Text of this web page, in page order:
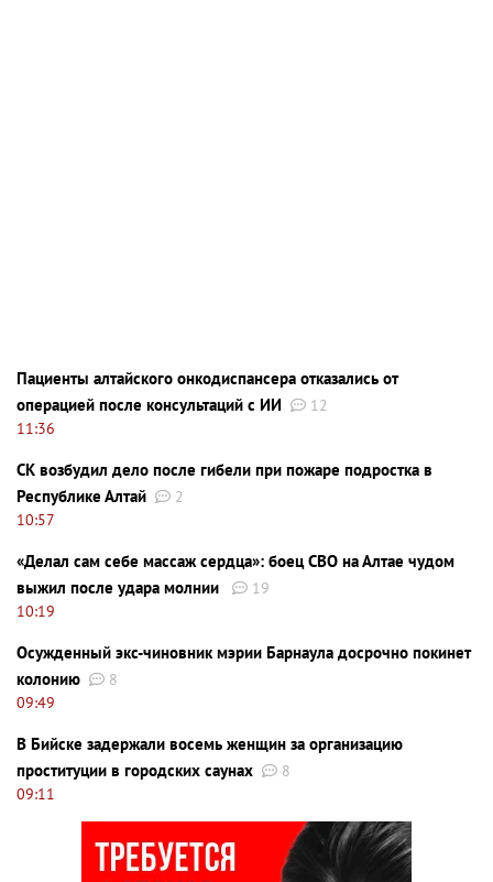
Пациенты алтайского онкодиспансера отказались от
операцией после консультаций с ИИ
12
11:36
СК возбудил дело после гибели при пожаре подростка в
Республике Алтай
2
10:57
«Делал сам себе массаж сердца»: боец СВО на Алтае чудом
выжил после удара молнии
19
10:19
Осужденный экс-чиновник мэрии Барнаула досрочно покинет
колонию
8
09:49
В Бийске задержали восемь женщин за организацию
проституции в городских саунах
8
09:11